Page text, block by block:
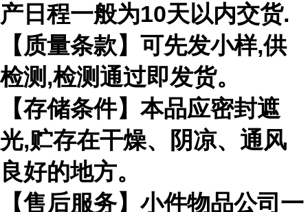
产日程一般为10天以内交货.
【质量条款】可先发小样,供
检测,检测通过即发货。
【存储条件】本品应密封遮
光,贮存在干燥、阴凉、通风
良好的地方。
【售后服务】小件物品公司一